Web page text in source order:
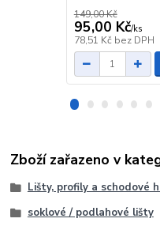
149,00 Kč
95,00 Kč/ks
78,51 Kč bez DPH
Zboží zařazeno v
Lišty, profily a schodové
soklové / podlahové lišty